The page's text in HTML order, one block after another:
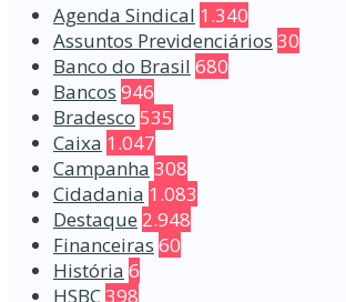
Agenda Sindical 1.340
Assuntos Previdenciários 30
Banco do Brasil 680
Bancos 946
Bradesco 535
Caixa 1.047
Campanha 308
Cidadania 1.083
Destaque 2.948
Financeiras 60
História 6
HSBC398